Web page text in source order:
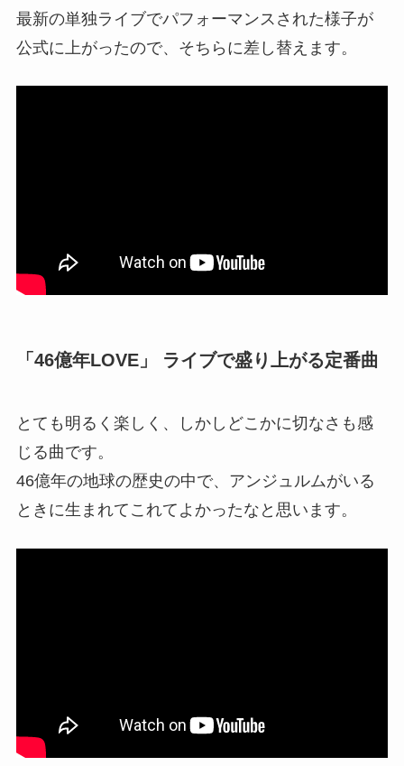
最新の単独ライブでパフォーマンスされた様子が
公式に上がったので、そちらに差し替えます。
「46億年LOVE」 ライブで盛り上がる定番曲
とても明るく楽しく、しかしどこかに切なさも感
じる曲です。
46億年の地球の歴史の中で、アンジュルムがいる
ときに生まれてこれてよかったなと思います。